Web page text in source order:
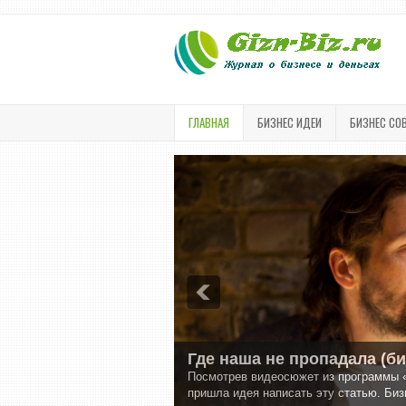
ГЛАВНАЯ БИЗНЕС ИДЕИ БИЗНЕС
Где наша не пропадала
Посмотрев видеосюжет из программы
пришла идея написать эту статью.